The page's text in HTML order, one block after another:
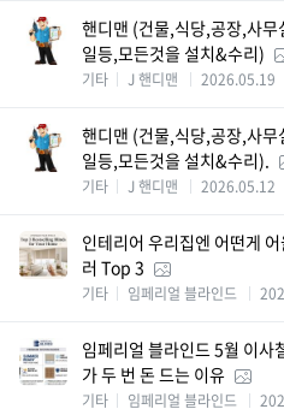
핸디맨 (건물,식당,공장,사
일등,모든것을 설치&수리)
기타 J 핸디맨 2026.05.19
핸디맨 (건물,식당,공장,사
일등,모든것을 설치&수리).
기타 J 핸디맨 2026.05.12
인테리어 우리집엔 어떤게
러 Top 3
기타 임페리얼 블라인드
임페리얼 블라인드 5월 이사
가 두 번 돈 드는 이유
기타 임페리얼 블라인드